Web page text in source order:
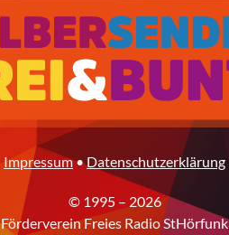
Impressum•Datenschutzerklärung
© 1995 – 2026
Förderverein Freies Radio StHörfunk